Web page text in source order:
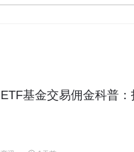
ETF基金交易佣金科普